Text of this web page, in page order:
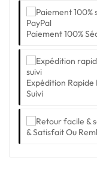
Paiement 100%
Expédition Rapide
Suivi
& Satisfait Ou